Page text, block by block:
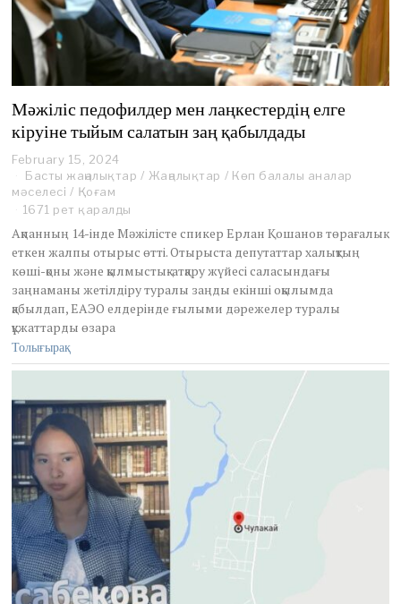
Мәжіліс педофилдер мен лаңкестердің елге
кіруіне тыйым салатын заң қабылдады
February 15, 2024
Басты жаңалықтар / Жаңалықтар / Көп балалы аналар
мәселесі / Қоғам
1671 рет қаралды
Ақпанның 14-інде Мәжілісте спикер Ерлан Қошанов төрағалық
еткен жалпы отырыс өтті. Отырыста депутаттар халықтың
көші-қоны және қылмыстық-атқару жүйесі саласындағы
заңнаманы жетілдіру туралы заңды екінші оқылымда
қабылдап, ЕАЭО елдерінде ғылыми дәрежелер туралы
құжаттарды өзара
Толығырақ